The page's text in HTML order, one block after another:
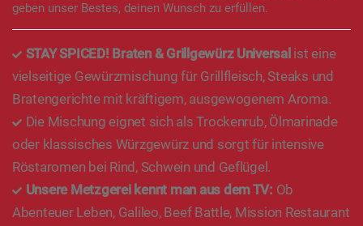
geben unser Bestes, deinen Wunsch zu erfüllen.
STAY SPICED! Braten & Grillgewürz Universal ist eine
vielseitige Gewürzmischung für Grillfleisch, Steaks und
Bratengerichte mit kräftigem, ausgewogenem Aroma.
Die Mischung eignet sich als Trockenrub, Ölmarinade
oder klassisches Würzgewürz und sorgt für intensive
Röstaromen bei Rind, Schwein und Geflügel.
Unsere Metzgerei kennt man aus dem TV: Ob
Abenteuer Leben, Galileo, Beef Battle, Mission Restaurant